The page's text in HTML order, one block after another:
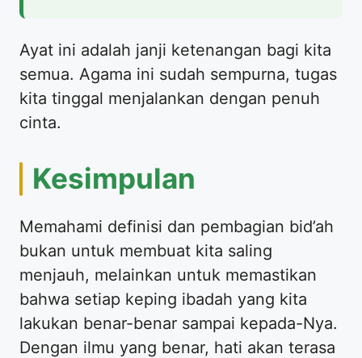
Ayat ini adalah janji ketenangan bagi kita
semua. Agama ini sudah sempurna, tugas
kita tinggal menjalankan dengan penuh
cinta.
Kesimpulan
Memahami definisi dan pembagian bid’ah
bukan untuk membuat kita saling
menjauh, melainkan untuk memastikan
bahwa setiap keping ibadah yang kita
lakukan benar-benar sampai kepada-Nya.
Dengan ilmu yang benar, hati akan terasa